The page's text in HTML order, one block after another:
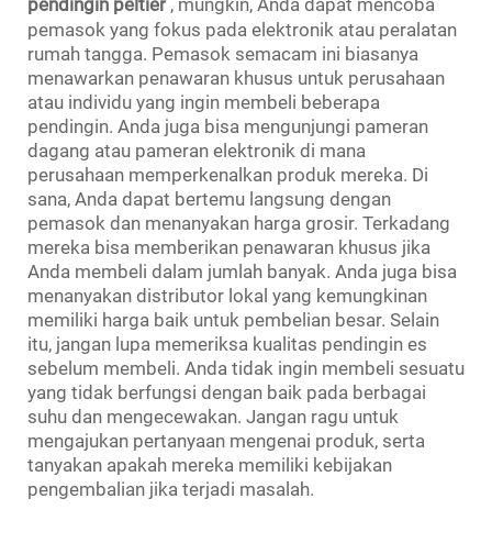
pendingin peltier , mungkin, Anda dapat mencoba
pemasok yang fokus pada elektronik atau peralatan
rumah tangga. Pemasok semacam ini biasanya
menawarkan penawaran khusus untuk perusahaan
atau individu yang ingin membeli beberapa
pendingin. Anda juga bisa mengunjungi pameran
dagang atau pameran elektronik di mana
perusahaan memperkenalkan produk mereka. Di
sana, Anda dapat bertemu langsung dengan
pemasok dan menanyakan harga grosir. Terkadang
mereka bisa memberikan penawaran khusus jika
Anda membeli dalam jumlah banyak. Anda juga bisa
menanyakan distributor lokal yang kemungkinan
memiliki harga baik untuk pembelian besar. Selain
itu, jangan lupa memeriksa kualitas pendingin es
sebelum membeli. Anda tidak ingin membeli sesuatu
yang tidak berfungsi dengan baik pada berbagai
suhu dan mengecewakan. Jangan ragu untuk
mengajukan pertanyaan mengenai produk, serta
tanyakan apakah mereka memiliki kebijakan
pengembalian jika terjadi masalah.